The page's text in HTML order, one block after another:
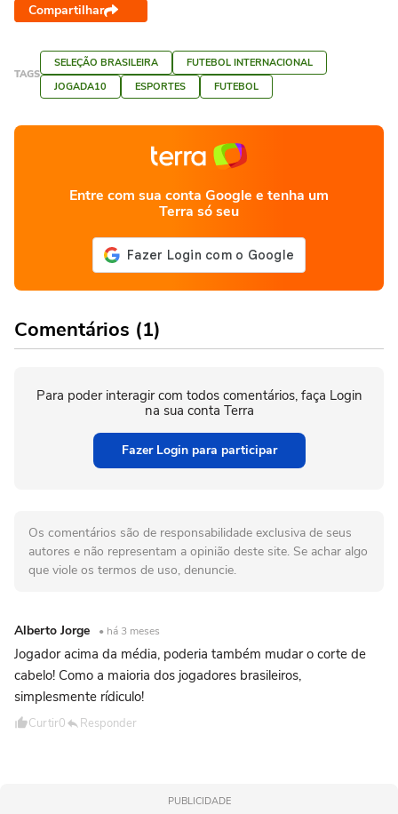
Compartilhar
TAGS
SELEÇÃO BRASILEIRA
FUTEBOL INTERNACIONAL
JOGADA10
ESPORTES FUTEBOL
Entre com sua conta Google e tenha um
Terra só seu
Comentários (1)
Para poder interagir com todos comentários, faça Login
na sua conta Terra
Fazer Login para participar
Os comentários são de responsabilidade exclusiva de seus
autores e não representam a opinião deste site. Se achar algo
que viole os termos de uso, denuncie.
Alberto Jorge • há 3 meses
Jogador acima da média, poderia também mudar o corte de
cabelo! Como a maioria dos jogadores brasileiros,
simplesmente rídiculo!
Curtir0 Responder
PUBLICIDADE